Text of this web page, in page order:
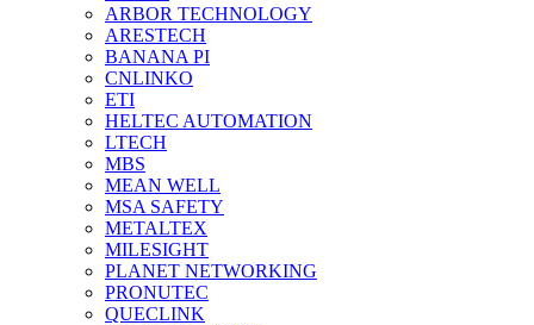
ARBOR TECHNOLOGY
ARESTECH
BANANA PI
CNLINKO
ETI
HELTEC AUTOMATION
LTECH
MBS
MEAN WELL
MSA SAFETY
METALTEX
MILESIGHT
PLANET NETWORKING
PRONUTEC
QUECLINK